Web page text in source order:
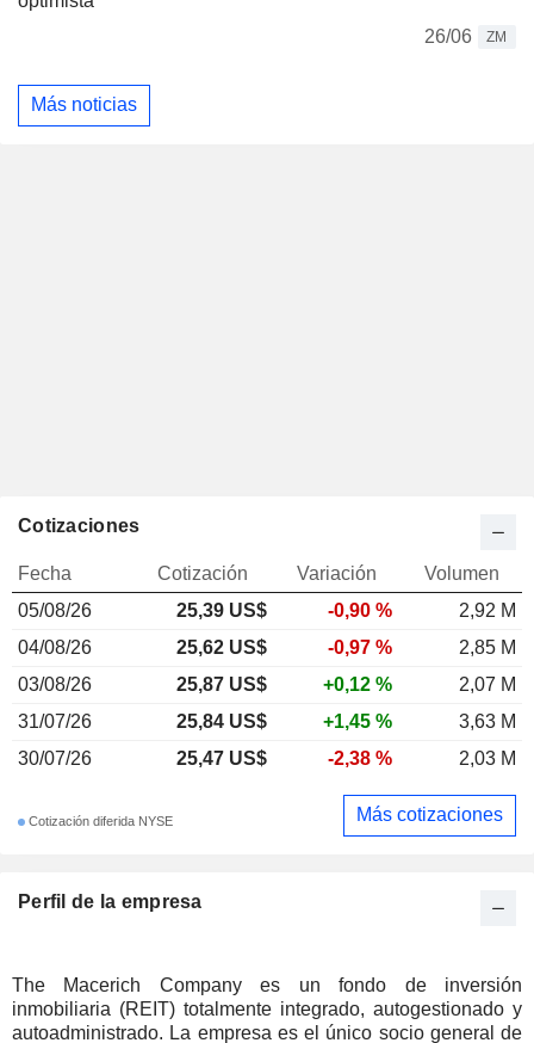
26/06
ZM
Más noticias
Perfil de la empresa
The Macerich Company es un fondo de inversión
inmobiliaria (REIT) totalmente integrado, autogestionado y
autoadministrado. La empresa es el único socio general de
Cotizaciones
Fecha Cotización Variación
Volumen
05/08/26
25,39 US$ -0,90 %
2,92 M
04/08/26
25,62 US$ -0,97 %
2,85 M
03/08/26
25,87 US$ +0,12 %
2,07 M
31/07/26
25,84 US$ +1,45 %
3,63 M
30/07/26
25,47 US$ -2,38 % 2,03 M
Cotización diferida NYSE Más cotizaciones